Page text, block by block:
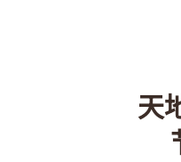
天